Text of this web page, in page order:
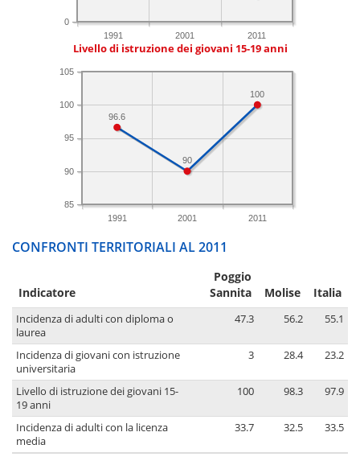
1991 2001 2011
0
Livello di istruzione dei giovani 15-19 anni
1991 2001 2011
85
90
95
100
105
100
90
96.6
CONFRONTI TERRITORIALI AL 2011
Indicatore
Poggio
Sannita
Molise Italia
Incidenza di adulti con diploma o
laurea
47.3 56.2 55.1
Incidenza di giovani con istruzione
universitaria
3 28.4 23.2
Livello di istruzione dei giovani 15-
19 anni
100 98.3 97.9
Incidenza di adulti con la licenza
media
33.7 32.5 33.5